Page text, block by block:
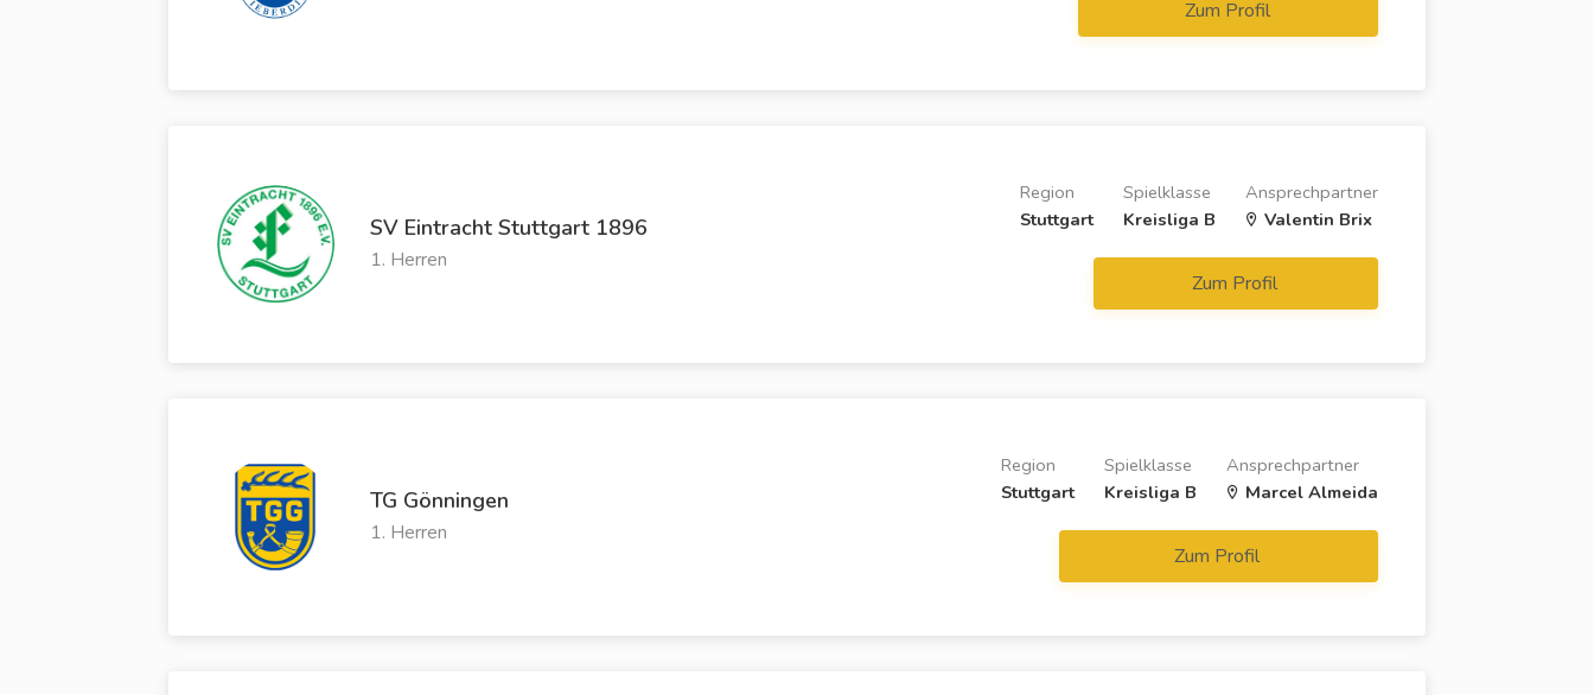
Zum Profil
SV Eintracht Stuttgart 1896
1. Herren
Ansprechpartner
Valentin Brix
Spielklasse
Kreisliga B
Region
Stuttgart
Zum Profil
TG Gönningen
1. Herren
Ansprechpartner
Marcel Almeida
Spielklasse
Kreisliga B
Region
Stuttgart
Zum Profil